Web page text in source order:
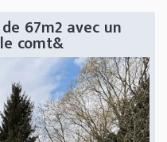
67m2 avec un
comt&